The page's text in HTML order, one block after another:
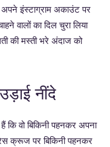
इंस्टाग्राम अकाउंट पर
वालों का दिल चुरा लिया
की मस्ती भरे अंदाज को
नींदे
कि वो बिकिनी पहनकर अपना
क्रूज पर बिकिनी पहनकर